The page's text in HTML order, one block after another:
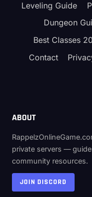
Leveling Guide
Dungeon
Best Classes
Contact
ABOUT
private servers —
community resources.
JOIN DISCORD